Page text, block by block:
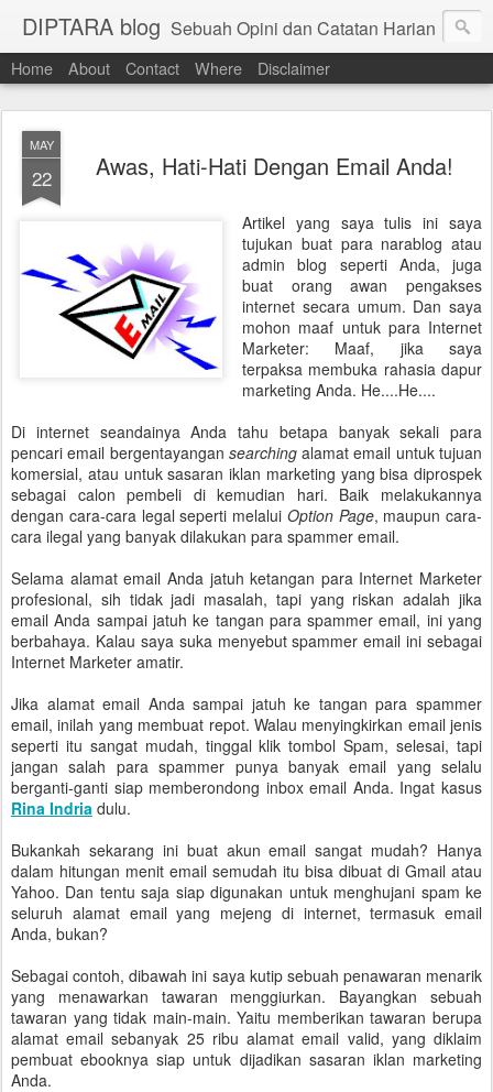
DIPTARA blog Sebuah Opini dan Catatan Harian
Home About Contact Where Disclaimer
MAY
22 Awas, Hati-Hati Dengan Email Anda!
Artikel yang saya tulis ini saya
tujukan buat para narablog atau
admin blog seperti Anda, juga
buat orang awan pengakses
internet secara umum. Dan saya
mohon maaf untuk para Internet
Marketer: Maaf, jika saya
terpaksa membuka rahasia dapur
marketing Anda. He....He....
Di internet seandainya Anda tahu betapa banyak sekali para
pencari email bergentayangan searchingalamat email untuk tujuan
komersial, atau untuk sasaran iklan marketing yang bisa diprospek
sebagai calon pembeli di kemudian hari. Baik melakukannya
dengan cara-cara legal seperti melalui Option Page, maupun cara-
cara ilegal yang banyak dilakukan para spammer email.
Selama alamat email Anda jatuh ketangan para Internet Marketer
profesional, sih tidak jadi masalah, tapi yang riskan adalah jika
email Anda sampai jatuh ke tangan para spammer email, ini yang
berbahaya. Kalau saya suka menyebut spammer email ini sebagai
Internet Marketer amatir.
Jika alamat email Anda sampai jatuh ke tangan para spammer
email, inilah yang membuat repot. Walau menyingkirkan email jenis
seperti itu sangat mudah, tinggal klik tombol Spam, selesai, tapi
jangan salah para spammer punya banyak email yang selalu
berganti-ganti siap memberondong inbox email Anda. Ingat kasus
Rina Indria dulu.
Bukankah sekarang ini buat akun email sangat mudah? Hanya
dalam hitungan menit email semudah itu bisa dibuat di Gmail atau
Yahoo. Dan tentu saja siap digunakan untuk menghujani spam ke
seluruh alamat email yang mejeng di internet, termasuk email
Anda, bukan?
Sebagai contoh, dibawah ini saya kutip sebuah penawaran menarik
yang menawarkan tawaran menggiurkan. Bayangkan sebuah
tawaran yang tidak main-main. Yaitu memberikan tawaran berupa
alamat email sebanyak 25 ribu alamat email valid, yang diklaim
pembuat ebooknya siap untuk dijadikan sasaran iklan marketing
Anda.